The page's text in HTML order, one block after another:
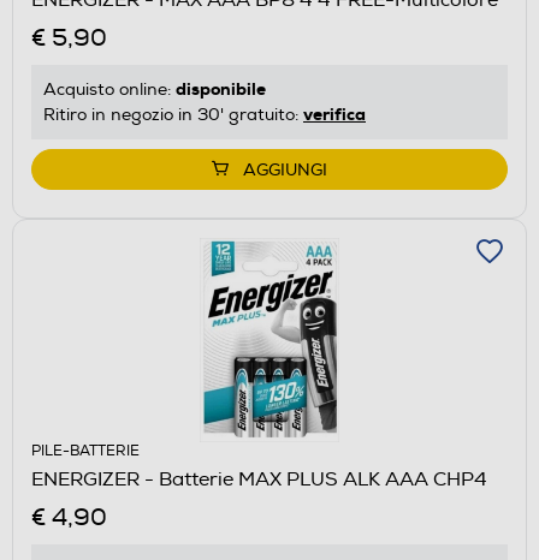
€ 5,90
Acquisto online: disponibile
Ritiro in negozio in 30' gratuito: verifica
AGGIUNGI
PILE-BATTERIE
ENERGIZER - Batterie MAX PLUS ALK AAA CHP4
€ 4,90